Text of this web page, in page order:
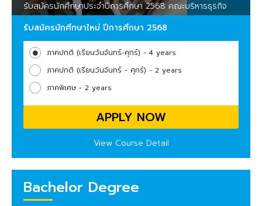
รับสมัครนักศึกษาประจำปีการศึกษา 2568 คณะบริหารธุรกิจ
รับสมัครนักศึกษาใหม่ ปีการศึกษา 2568
ภาคปกติ (เรียนวันจันทร์-ศุกร์) - 4 years
ภาคปกติ (เรียนวันจันทร์ - ศุกร์) - 2 years
ภาคพิเศษ - 2 years
APPLY NOW
View Course Detail
Bachelor Degree